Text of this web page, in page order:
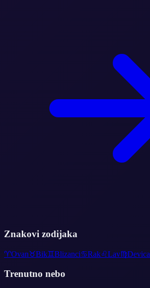
Znakovi zodijaka
♈Ovan♉Bik♊Blizanci♋Rak♌Lav♍Devica
Trenutno nebo